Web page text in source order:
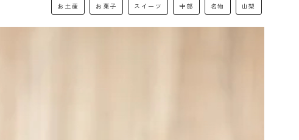
お土産 お菓子 スイーツ 中部 名物 山梨